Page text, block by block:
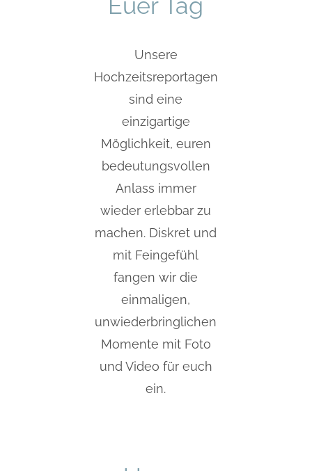
Euer Tag
Unsere
Hochzeitsreportagen
sind eine
einzigartige
Möglichkeit, euren
bedeutungsvollen
Anlass immer
wieder erlebbar zu
machen. Diskret und
mit Feingefühl
fangen wir die
einmaligen,
unwiederbringlichen
Momente mit Foto
und Video für euch
ein.